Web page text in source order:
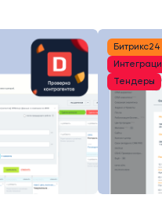
Битрикс24
Тендеры